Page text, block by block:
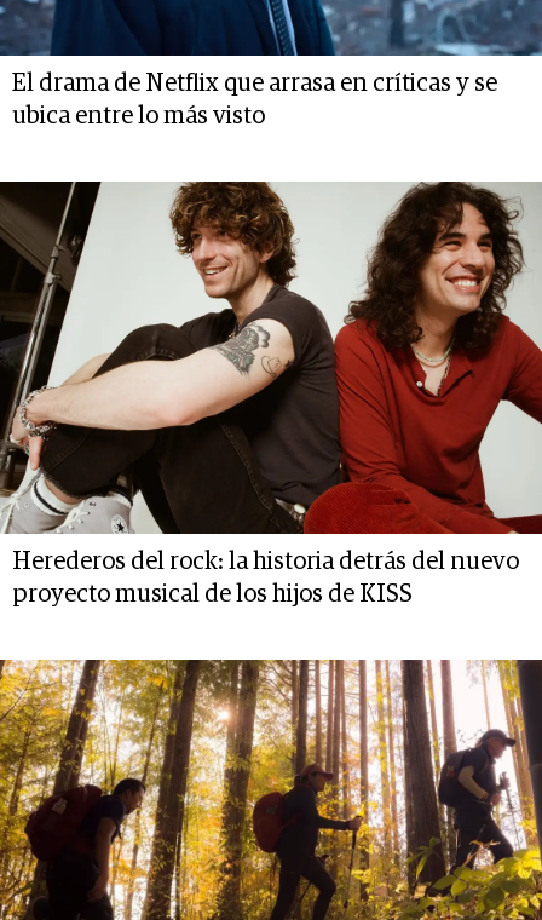
El drama de Netflix que arrasa en críticas y se
ubica entre lo más visto
Herederos del rock: la historia detrás del nuevo
proyecto musical de los hijos de KISS